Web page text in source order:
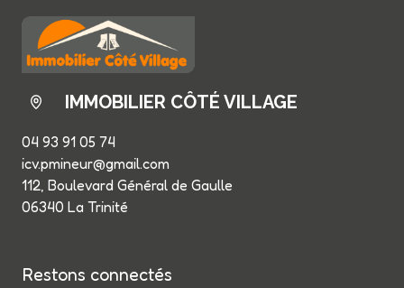
IMMOBILIER CÔTÉ VILLAGE
04 93 91 05 74
icv.pmineur@gmail.com
112, Boulevard Général de Gaulle
06340 La Trinité
Restons connectés